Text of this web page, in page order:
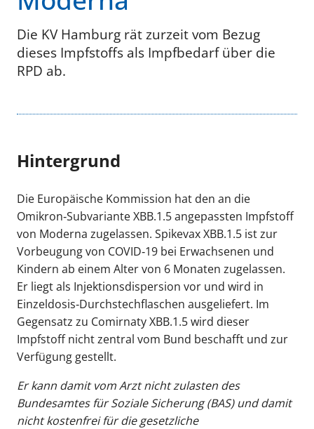
Die KV Hamburg rät zurzeit vom Bezug
dieses Impfstoffs als Impfbedarf über die
RPD ab.
Hintergrund
Die Europäische Kommission hat den an die
Omikron‐Subvariante XBB.1.5 angepassten Impfstoff
von Moderna zugelassen. Spikevax XBB.1.5 ist zur
Vorbeugung von COVID‐19 bei Erwachsenen und
Kindern ab einem Alter von 6 Monaten zugelassen.
Er liegt als Injektionsdispersion vor und wird in
Einzeldosis‐Durchstechflaschen ausgeliefert. Im
Gegensatz zu Comirnaty XBB.1.5 wird dieser
Impfstoff nicht zentral vom Bund beschafft und zur
Verfügung gestellt.
Er kann damit vom Arzt nicht zulasten des
Bundesamtes für Soziale Sicherung (BAS) und damit
nicht kostenfrei für die gesetzliche